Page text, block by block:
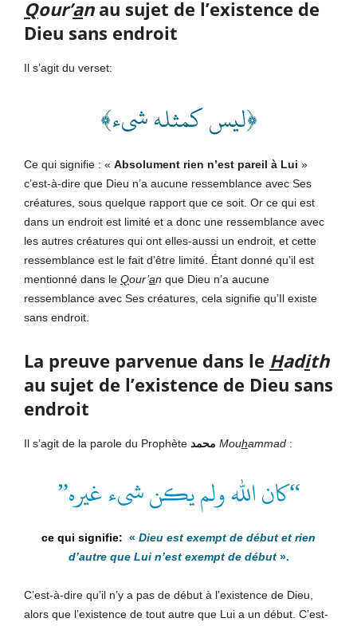
Qour’anau sujet de l’existence de
Dieu sans endroit
Il s’agit du verset:
﴿ليس كمثله شىء﴾
Ce qui signifie : « Absolument rien n’est pareil à Lui »
c’est-à-dire que Dieu n’a aucune ressemblance avec Ses
créatures, sous quelque rapport que ce soit. Or ce qui est
dans un endroit est limité et a donc une ressemblance avec
les autres créatures qui ont elles-aussi un endroit, et cette
ressemblance est le fait d’être limité. Étant donné qu’il est
mentionné dans le Qour’an que Dieu n’a aucune
ressemblance avec Ses créatures, cela signifie qu’Il existe
sans endroit.
La preuve parvenue dans le Hadith
au sujet de l’existence de Dieu sans
endroit
Il s’agit de la parole du Prophète محمد Mouhammad :
“كان الله ولم يكن شىء غيره”
« Dieu est exempt de début et rien
d’autre que Lui n’est exempt de début ».
C’est-à-dire qu’il n’y a pas de début à l’existence de Dieu,
alors que l’existence de tout autre que Lui a un début. C’est-